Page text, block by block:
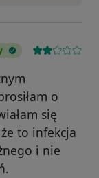
o
się
to infekcja
i nie